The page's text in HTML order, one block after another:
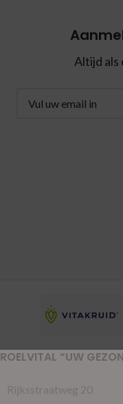
Altijd als
ROELVITAL “UW
Rijksstraatweg 20